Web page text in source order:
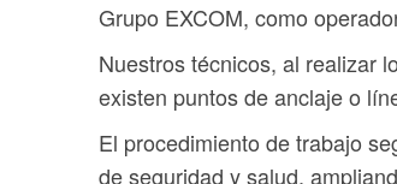
Grupo EXCOM, como
Nuestros técnicos, al realizar
existen puntos de anclaje o
El procedimiento de trabajo
de seguridad y salud,